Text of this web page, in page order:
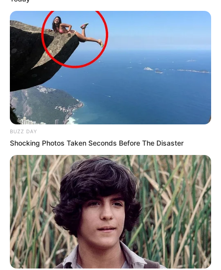
BUZZ DAY
Shocking Photos Taken Seconds Before The Disaster